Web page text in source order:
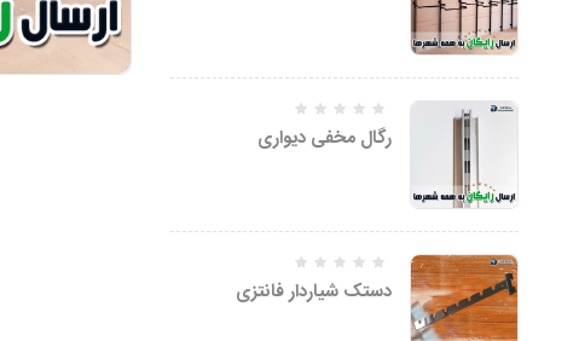
رگال مخفی دیواری
دستک شیاردار فانتزی